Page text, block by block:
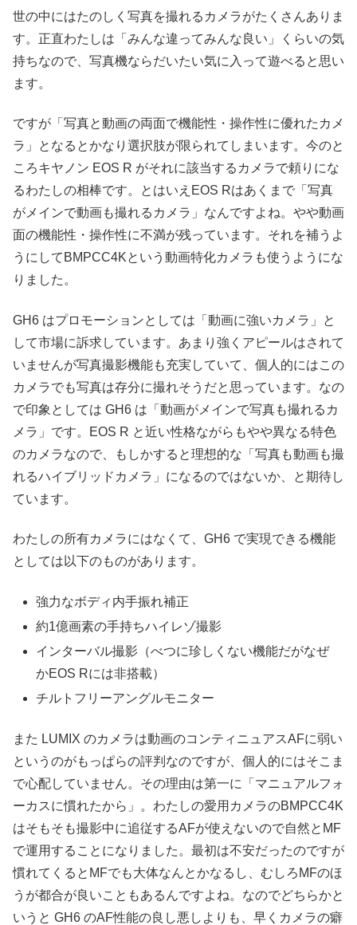
世の中にはたのしく写真を撮れるカメラがたくさんありま
す。正直わたしは「みんな違ってみんな良い」くらいの気
持ちなので、写真機ならだいたい気に入って遊べると思い
ます。
ですが「写真と動画の両面で機能性・操作性に優れたカメ
ラ」となるとかなり選択肢が限られてしまいます。今のと
ころキヤノン EOS R がそれに該当するカメラで頼りにな
るわたしの相棒です。とはいえEOS Rはあくまで「写真
がメインで動画も撮れるカメラ」なんですよね。やや動画
面の機能性・操作性に不満が残っています。それを補うよ
うにしてBMPCC4Kという動画特化カメラも使うようにな
りました。
GH6 はプロモーションとしては「動画に強いカメラ」と
して市場に訴求しています。あまり強くアピールはされて
いませんが写真撮影機能も充実していて、個人的にはこの
カメラでも写真は存分に撮れそうだと思っています。なの
で印象としては GH6 は「動画がメインで写真も撮れるカ
メラ」です。EOS R と近い性格ながらもやや異なる特色
のカメラなので、もしかすると理想的な「写真も動画も撮
れるハイブリッドカメラ」になるのではないか、と期待し
ています。
わたしの所有カメラにはなくて、GH6 で実現できる機能
としては以下のものがあります。
強力なボディ内手振れ補正
約1億画素の手持ちハイレゾ撮影
インターバル撮影（べつに珍しくない機能だがなぜ
かEOS Rには非搭載）
チルトフリーアングルモニター
また LUMIX のカメラは動画のコンティニュアスAFに弱い
というのがもっぱらの評判なのですが、個人的にはそこま
で心配していません。その理由は第一に「マニュアルフォ
ーカスに慣れたから」。わたしの愛用カメラのBMPCC4K
はそもそも撮影中に追従するAFが使えないので自然とMF
で運用することになりました。最初は不安だったのですが
慣れてくるとMFでも大体なんとかなるし、むしろMFのほ
うが都合が良いこともあるんですよね。なのでどちらかと
いうと GH6 のAF性能の良し悪しよりも、早くカメラの癖